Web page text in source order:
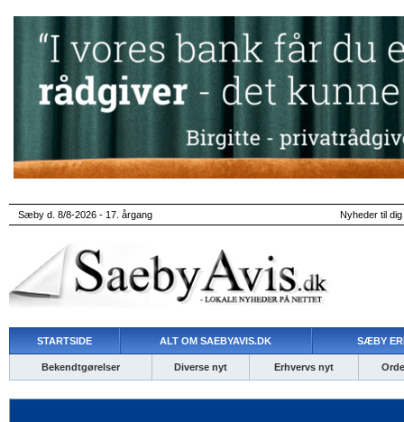
Sæby d. 8/8-2026 - 17. årgang Nyheder til
STARTSIDE ALT OM SAEBYAVIS.DK SÆBY
Bekendtgørelser Diverse nyt Erhvervs nyt